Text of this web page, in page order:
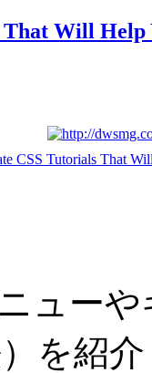
Will Help
CSS Tutorials That
ュー
を紹